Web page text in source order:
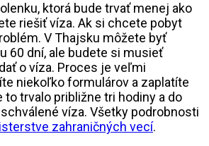
ktorá bude trvať menej ako
riešiť víza. Ak si chcete pobyt
V Thajsku môžete byť
60 dní, ale budete si musieť
o víza. Proces je veľmi
niekoľko formulárov a zaplatíte
to trvalo približne tri hodiny a do
víza. Všetky podrobnosti
zahraničných vecí.